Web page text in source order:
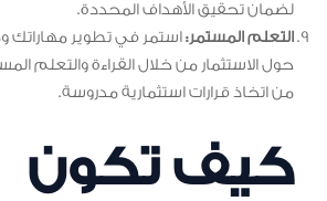
لضمان تحقيق الأهداف المحددة.
التعلم المستمر:استمر في تطوير مهاراتك
حول الاستثمار من خلال القراءة والتعلم
من اتخاذ قرارات استثمارية مدروسة.
كيف تكون